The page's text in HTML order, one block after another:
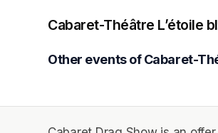
Cabaret-Théâtre L’étoile
Other events of Cabaret-